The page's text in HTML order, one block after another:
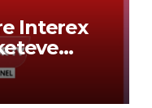
Interex